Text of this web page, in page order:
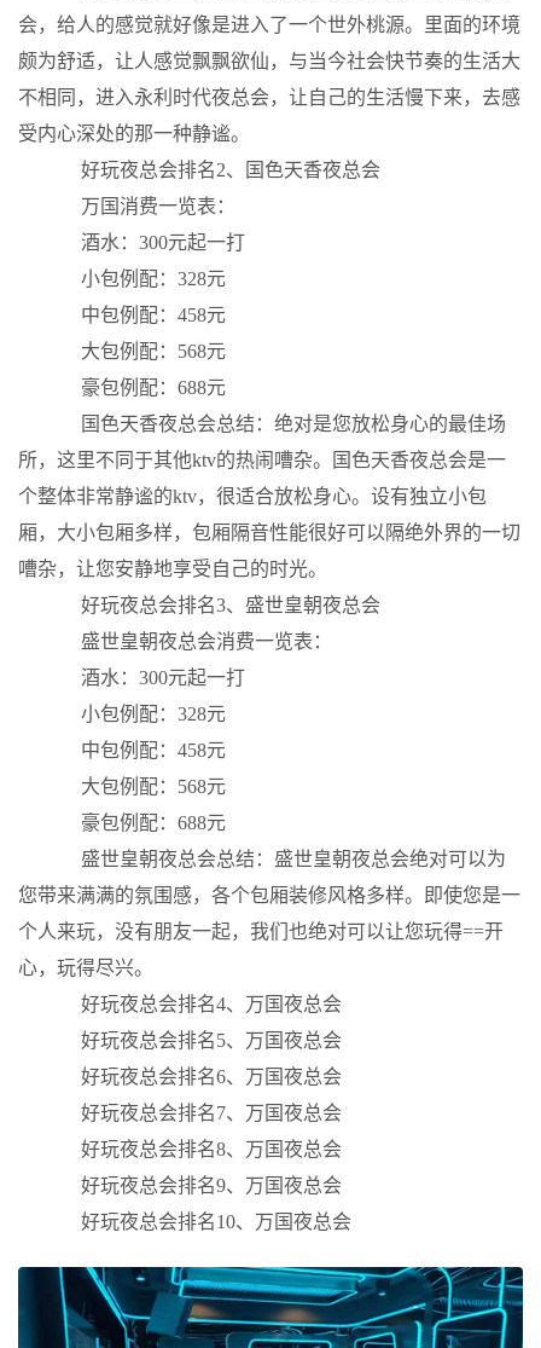
会，给人的感觉就好像是进入了一个世外桃源。里面的环境
颇为舒适，让人感觉飘飘欲仙，与当今社会快节奏的生活大
不相同，进入永利时代夜总会，让自己的生活慢下来，去感
受内心深处的那一种静谧。
好玩夜总会排名2、国色天香夜总会
万国消费一览表：
酒水：300元起一打
小包例配：328元
中包例配：458元
大包例配：568元
豪包例配：688元
国色天香夜总会总结：绝对是您放松身心的最佳场
所，这里不同于其他ktv的热闹嘈杂。国色天香夜总会是一
个整体非常静谧的ktv，很适合放松身心。设有独立小包
厢，大小包厢多样，包厢隔音性能很好可以隔绝外界的一切
嘈杂，让您安静地享受自己的时光。
好玩夜总会排名3、盛世皇朝夜总会
盛世皇朝夜总会消费一览表：
酒水：300元起一打
小包例配：328元
中包例配：458元
大包例配：568元
豪包例配：688元
盛世皇朝夜总会总结：盛世皇朝夜总会绝对可以为
您带来满满的氛围感，各个包厢装修风格多样。即使您是一
个人来玩，没有朋友一起，我们也绝对可以让您玩得==开
心，玩得尽兴。
好玩夜总会排名4、万国夜总会
好玩夜总会排名5、万国夜总会
好玩夜总会排名6、万国夜总会
好玩夜总会排名7、万国夜总会
好玩夜总会排名8、万国夜总会
好玩夜总会排名9、万国夜总会
好玩夜总会排名10、万国夜总会